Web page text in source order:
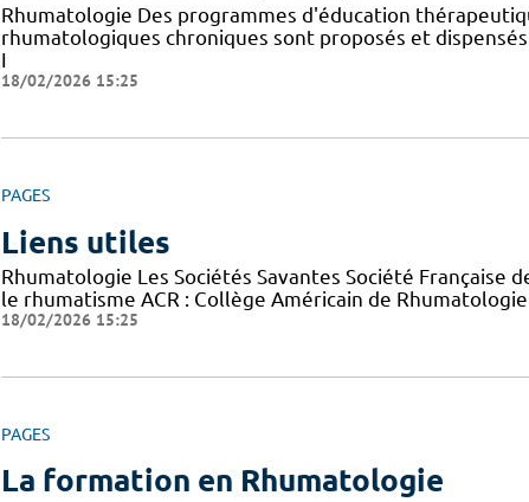
Rhumatologie Des programmes d'éducation
rhumatologiques chroniques sont proposés et
I
18/02/2026 15:25
PAGES
Liens utiles
Rhumatologie Les Sociétés Savantes Société Française
le rhumatisme ACR : Collège Américain de
18/02/2026 15:25
PAGES
La formation en Rhumatologie